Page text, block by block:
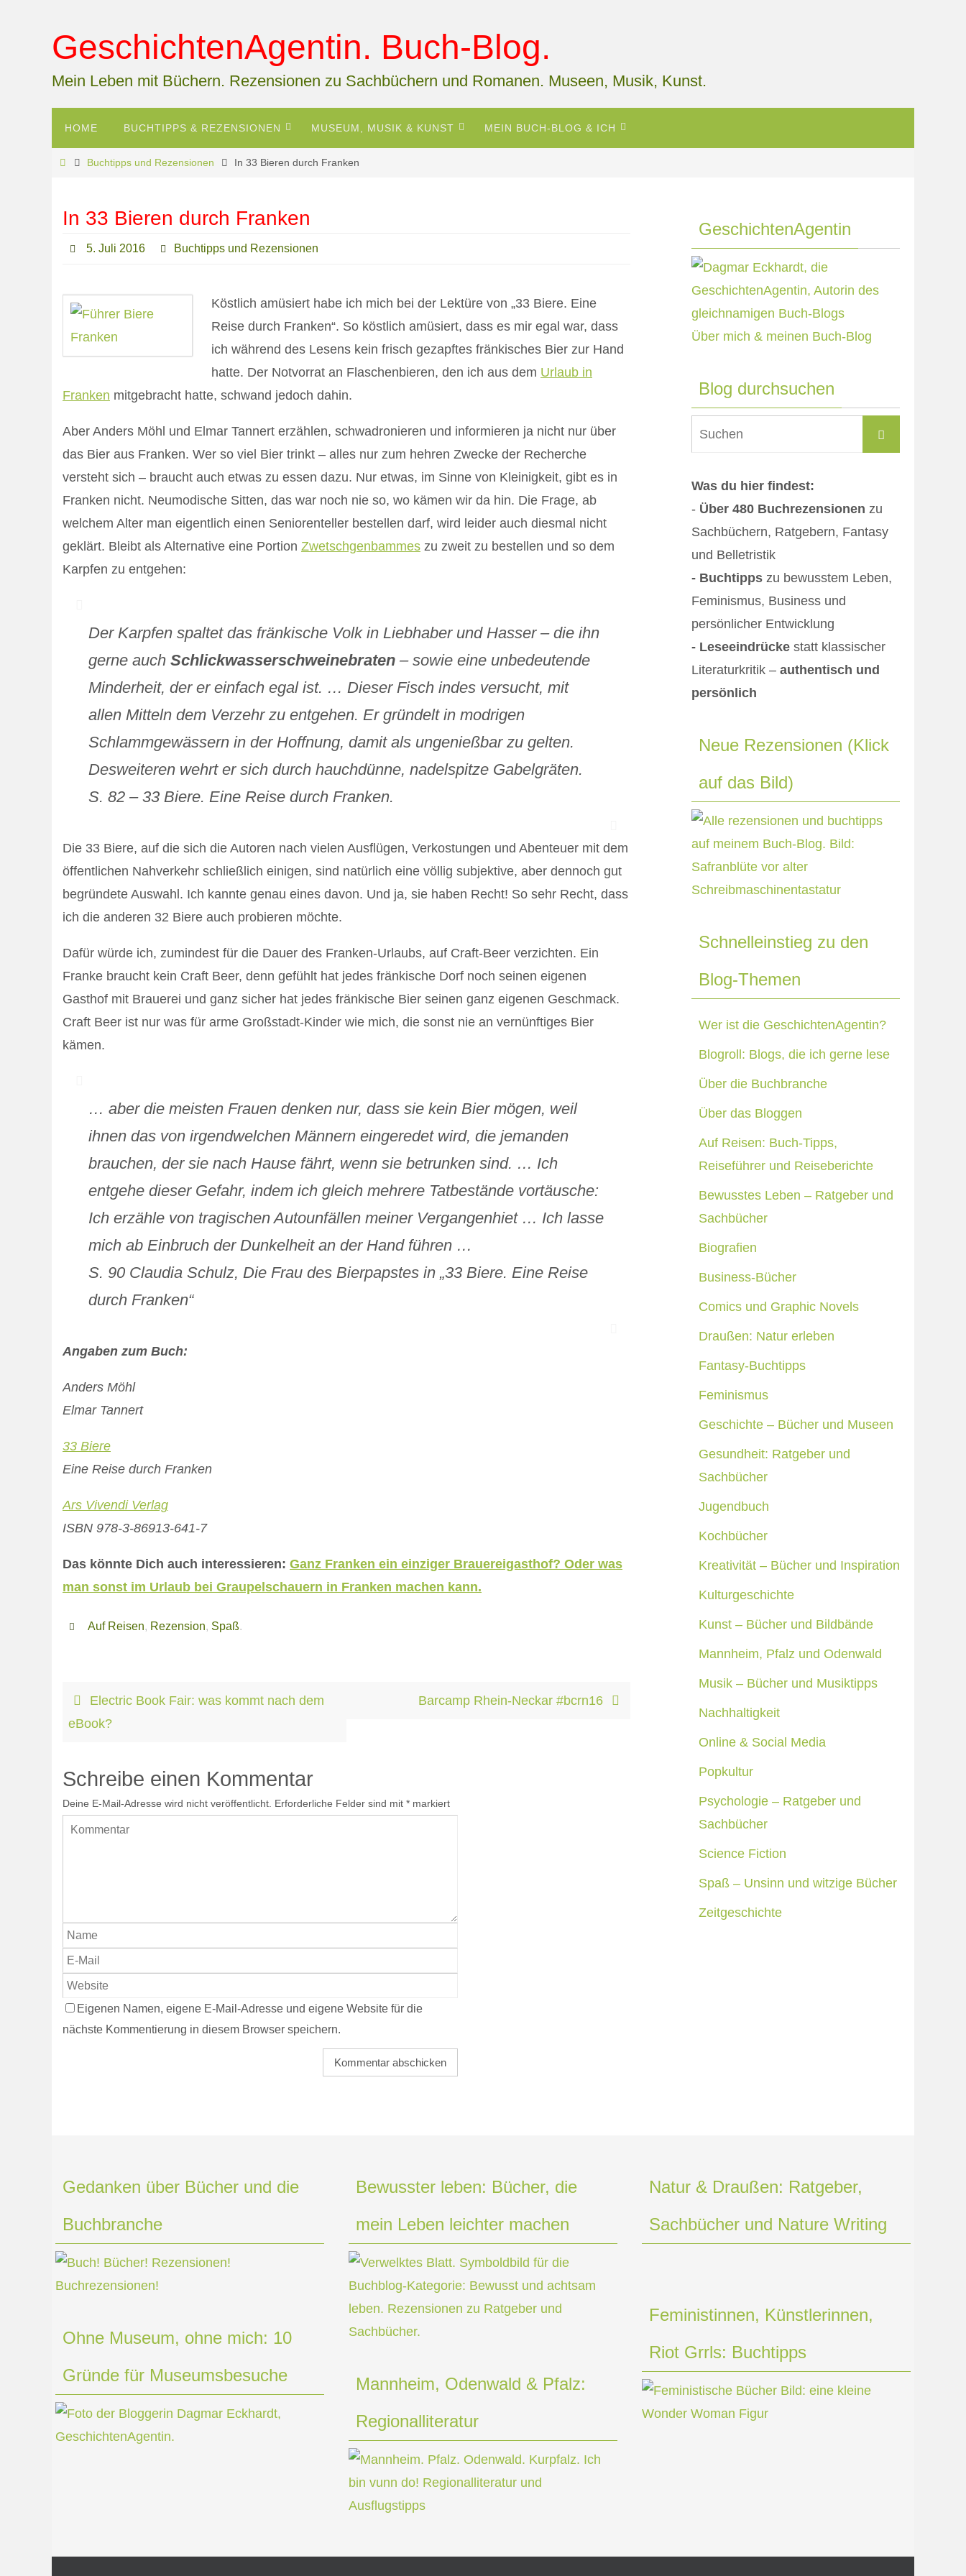
GeschichtenAgentin. Buch-Blog.
Mein Leben mit Büchern. Rezensionen zu Sachbüchern und Romanen. Museen, Musik, Kunst.
Inhalt
springen
HOME BUCHTIPPS & REZENSIONEN MUSEUM, MUSIK & KUNST MEIN BUCH-BLOG & ICH
StartBuchtipps und Rezensionen In 33 Bieren durch Franken
In 33 Bieren durch Franken
5. Juli 2016 Buchtipps und Rezensionen
Köstlich amüsiert habe ich mich bei der Lektüre von „33 Biere. Eine
Reise durch Franken“. So köstlich amüsiert, dass es mir egal war, dass
ich während des Lesens kein frisch gezapftes fränkisches Bier zur Hand
hatte. Der Notvorrat an Flaschenbieren, den ich aus dem Urlaub in
Franken mitgebracht hatte, schwand jedoch dahin.
Aber Anders Möhl und Elmar Tannert erzählen, schwadronieren und informieren ja nicht nur über
das Bier aus Franken. Wer so viel Bier trinkt – alles nur zum hehren Zwecke der Recherche
versteht sich – braucht auch etwas zu essen dazu. Nur etwas, im Sinne von Kleinigkeit, gibt es in
Franken nicht. Neumodische Sitten, das war noch nie so, wo kämen wir da hin. Die Frage, ab
welchem Alter man eigentlich einen Seniorenteller bestellen darf, wird leider auch diesmal nicht
geklärt. Bleibt als Alternative eine Portion Zwetschgenbammes zu zweit zu bestellen und so dem
Karpfen zu entgehen:
Der Karpfen spaltet das fränkische Volk in Liebhaber und Hasser – die ihn
gerne auch Schlickwasserschweinebraten – sowie eine unbedeutende
Minderheit, der er einfach egal ist. … Dieser Fisch indes versucht, mit
allen Mitteln dem Verzehr zu entgehen. Er gründelt in modrigen
Schlammgewässern in der Hoffnung, damit als ungenießbar zu gelten.
Desweiteren wehrt er sich durch hauchdünne, nadelspitze Gabelgräten.
S. 82 – 33 Biere. Eine Reise durch Franken.
Die 33 Biere, auf die sich die Autoren nach vielen Ausflügen, Verkostungen und Abenteuer mit dem
öffentlichen Nahverkehr schließlich einigen, sind natürlich eine völlig subjektive, aber dennoch gut
begründete Auswahl. Ich kannte genau eines davon. Und ja, sie haben Recht! So sehr Recht, dass
ich die anderen 32 Biere auch probieren möchte.
Dafür würde ich, zumindest für die Dauer des Franken-Urlaubs, auf Craft-Beer verzichten. Ein
Franke braucht kein Craft Beer, denn gefühlt hat jedes fränkische Dorf noch seinen eigenen
Gasthof mit Brauerei und ganz sicher hat jedes fränkische Bier seinen ganz eigenen Geschmack.
Craft Beer ist nur was für arme Großstadt-Kinder wie mich, die sonst nie an vernünftiges Bier
kämen.
… aber die meisten Frauen denken nur, dass sie kein Bier mögen, weil
ihnen das von irgendwelchen Männern eingeredet wird, die jemanden
brauchen, der sie nach Hause fährt, wenn sie betrunken sind. … Ich
entgehe dieser Gefahr, indem ich gleich mehrere Tatbestände vortäusche:
Ich erzähle von tragischen Autounfällen meiner Vergangenhiet … Ich lasse
mich ab Einbruch der Dunkelheit an der Hand führen …
S. 90 Claudia Schulz, Die Frau des Bierpapstes in „33 Biere. Eine Reise
durch Franken“
Angaben zum Buch:
Anders Möhl
Elmar Tannert
33 Biere
Eine Reise durch Franken
Ars Vivendi Verlag
ISBN 978-3-86913-641-7
Das könnte Dich auch interessieren: Ganz Franken ein einziger Brauereigasthof? Oder was
man sonst im Urlaub bei Graupelschauern in Franken machen kann.
Auf Reisen, Rezension, Spaß.
Electric Book Fair: was kommt nach dem
eBook?
Barcamp Rhein-Neckar #bcrn16
Schreibe einen Kommentar
Deine E-Mail-Adresse wird nicht veröffentlicht. Erforderliche Felder sind mit * markiert
Eigenen Namen, eigene E-Mail-Adresse und eigene Website für die
nächste Kommentierung in diesem Browser speichern.
GeschichtenAgentin
Über mich & meinen Buch-Blog
Blog durchsuchen
nach:
Suchen
Was du hier findest:
- Über 480 Buchrezensionen zu
Sachbüchern, Ratgebern, Fantasy
und Belletristik
- Buchtipps zu bewusstem Leben,
Feminismus, Business und
persönlicher Entwicklung
- Leseeindrücke statt klassischer
Literaturkritik – authentisch und
persönlich
Neue Rezensionen (Klick
auf das Bild)
Schnelleinstieg zu den
Blog-Themen
Wer ist die GeschichtenAgentin?
Blogroll: Blogs, die ich gerne lese
Über die Buchbranche
Über das Bloggen
Auf Reisen: Buch-Tipps,
Reiseführer und Reiseberichte
Bewusstes Leben – Ratgeber und
Sachbücher
Biografien
Business-Bücher
Comics und Graphic Novels
Draußen: Natur erleben
Fantasy-Buchtipps
Feminismus
Geschichte – Bücher und Museen
Gesundheit: Ratgeber und
Sachbücher
Jugendbuch
Kochbücher
Kreativität – Bücher und Inspiration
Kulturgeschichte
Kunst – Bücher und Bildbände
Mannheim, Pfalz und Odenwald
Musik – Bücher und Musiktipps
Nachhaltigkeit
Online & Social Media
Popkultur
Psychologie – Ratgeber und
Sachbücher
Science Fiction
Spaß – Unsinn und witzige Bücher
Zeitgeschichte
Gedanken über Bücher und die
Buchbranche
Ohne Museum, ohne mich: 10
Gründe für Museumsbesuche
Bewusster leben: Bücher, die
mein Leben leichter machen
Mannheim, Odenwald & Pfalz:
Regionalliteratur
Natur & Draußen: Ratgeber,
Sachbücher und Nature Writing
Feministinnen, Künstlerinnen,
Riot Grrls: Buchtipps